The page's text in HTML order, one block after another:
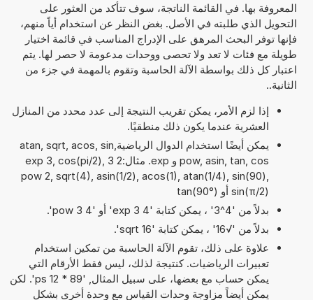
المعروفة بها. في القائمة الناتجة، سوف تتأكد من العثور على
التحويل الذي طلبته في الأصل. بغض النظر عن استخدام أياً منهم،
فإنها توفر البحث المرهق على الإدراج المناسب في قائمة اختيار
طويلة مع فئات لا تعد ولا تحصى ووحدات مدعومة لا حصر لها. يتم
اعتبار كل ذلك بواسطة الآلة الحاسبة وتقوم بالمهمة في جزء من
الثانية..
إذا لزم الأمر، يمكن تقريب النتيجة إلى عدد محدد من المنازل
العشرية عندما يكون ذلك منطقيًا.
يمكن أيضًا استخدام الدوال الرياضيةatan, sqrt, acos, sin,
pow, asin, tan, cos و exp. مثال:2 exp 3, cos(pi/2), 3
pow 2, sqrt(4), asin(1/2), acos(1), atan(1/4), sin(90),
sin(π/2) أو tan(90°)
بدلاً من '4^3' ، يمكن كتابة '4 exp 3' أو '4 pow 3'.
بدلاً من '√16' ، يمكن كتابة 'sqrt 16'.
علاوة على ذلك، تقوم الآلة الحاسبة من تمكين استخدام
تعبيرات الرياضيات. كنتيجة لذلك، ليس فقط الأرقام التي
يمكن حساب مع بعضها، على سبيل المثال, '89 * 12 ps'. لكن
يمكن أيضاً مزاوجة وحدات القياس مع وحدة أخرى بشكل